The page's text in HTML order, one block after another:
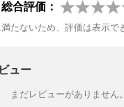
。それに対する明快な答
脱出を実現するのは、仏教
総合評価：
たないため、評価は表示で
ュー
まだレビューがありません。